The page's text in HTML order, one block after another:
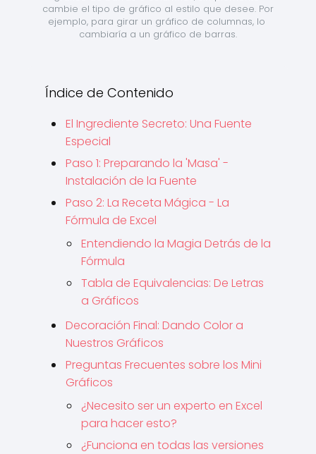
cambie el tipo de gráfico al estilo que desee. Por
ejemplo, para girar un gráfico de columnas, lo
cambiaría a un gráfico de barras.
Índice de Contenido
El Ingrediente Secreto: Una Fuente
Especial
Paso 1: Preparando la 'Masa' -
Instalación de la Fuente
Paso 2: La Receta Mágica - La
Fórmula de Excel
Entendiendo la Magia Detrás de la
Fórmula
Tabla de Equivalencias: De Letras
a Gráficos
Decoración Final: Dando Color a
Nuestros Gráficos
Preguntas Frecuentes sobre los Mini
Gráficos
¿Necesito ser un experto en Excel
para hacer esto?
¿Funciona en todas las versiones